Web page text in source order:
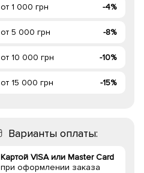
от 1 000 грн -4%
от 5 000 грн -8%
от 10 000 грн -10%
от 15 000 грн -15%
Варианты оплаты:
Картой VISA или Master Card
при оформлении заказа